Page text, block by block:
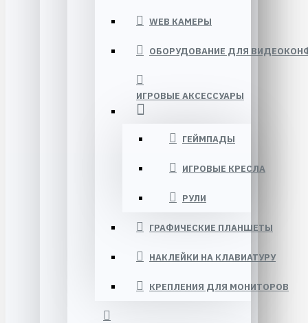
WEB КАМЕРЫ
ОБОРУДОВАНИЕ ДЛЯ
ИГРОВЫЕ АКСЕССУАРЫ
ГЕЙМПАДЫ
ИГРОВЫЕ КРЕСЛА
РУЛИ
ГРАФИЧЕСКИЕ ПЛАНШЕТЫ
НАКЛЕЙКИ НА КЛАВИАТУРУ
КРЕПЛЕНИЯ ДЛЯ МОНИТОРОВ